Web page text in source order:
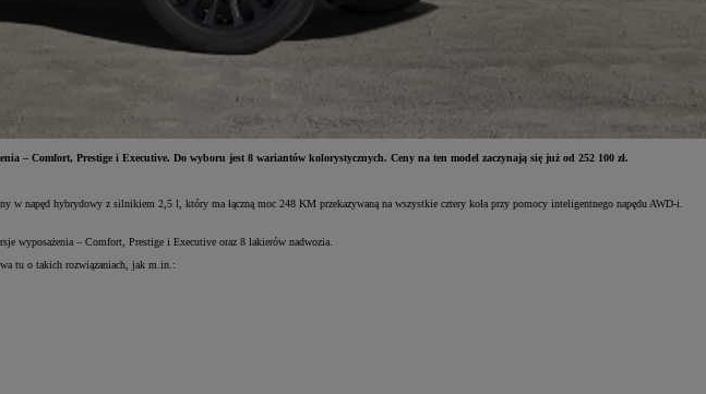
– Comfort, Prestige i Executive. Do wyboru jest 8 wariantów kolorystycznych. Ceny na ten model zaczynają się już od 252 100 zł.
napęd hybrydowy z silnikiem 2,5 l, który ma łączną moc 248 KM przekazywaną na wszystkie cztery koła przy pomocy inteligentnego napędu AWD-i.
wyposażenia – Comfort, Prestige i Executive oraz 8 lakierów nadwozia.
tu o takich rozwiązaniach, jak m.in.: